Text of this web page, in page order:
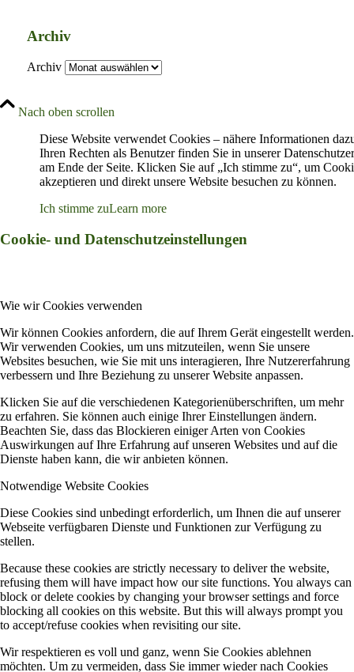
Archiv
Archiv
Nach oben scrollen
Diese Website verwendet Cookies – nähere Informationen
Ihren Rechten als Benutzer finden Sie in unserer
am Ende der Seite. Klicken Sie auf „Ich stimme zu“, um
akzeptieren und direkt unsere Website besuchen zu können.
Ich stimme zuLearn more
Cookie- und Datenschutzeinstellungen
Wie wir Cookies verwenden
Wir können Cookies anfordern, die auf Ihrem Gerät eingestellt werden.
Wir verwenden Cookies, um uns mitzuteilen, wenn Sie unsere
Websites besuchen, wie Sie mit uns interagieren, Ihre Nutzererfahrung
verbessern und Ihre Beziehung zu unserer Website anpassen.
Klicken Sie auf die verschiedenen Kategorienüberschriften, um mehr
zu erfahren. Sie können auch einige Ihrer Einstellungen ändern.
Beachten Sie, dass das Blockieren einiger Arten von Cookies
Auswirkungen auf Ihre Erfahrung auf unseren Websites und auf die
Dienste haben kann, die wir anbieten können.
Notwendige Website Cookies
Diese Cookies sind unbedingt erforderlich, um Ihnen die auf unserer
Webseite verfügbaren Dienste und Funktionen zur Verfügung zu
stellen.
Because these cookies are strictly necessary to deliver the website,
refusing them will have impact how our site functions. You always can
block or delete cookies by changing your browser settings and force
blocking all cookies on this website. But this will always prompt you
to accept/refuse cookies when revisiting our site.
Wir respektieren es voll und ganz, wenn Sie Cookies ablehnen
möchten. Um zu vermeiden, dass Sie immer wieder nach Cookies